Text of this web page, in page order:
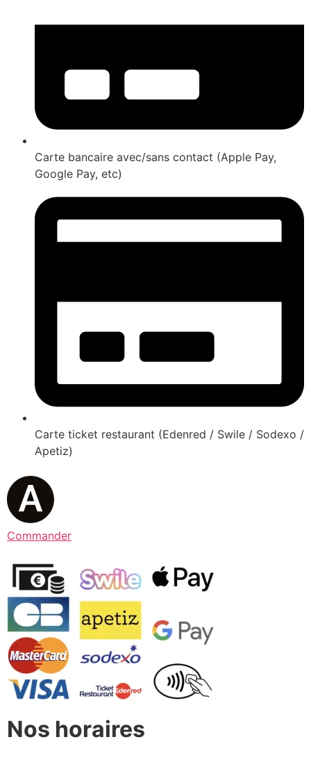
Carte bancaire avec/sans contact (Apple Pay,
Google Pay, etc)
Carte ticket restaurant (Edenred / Swile / Sodexo /
Apetiz)
Commander
Nos horaires